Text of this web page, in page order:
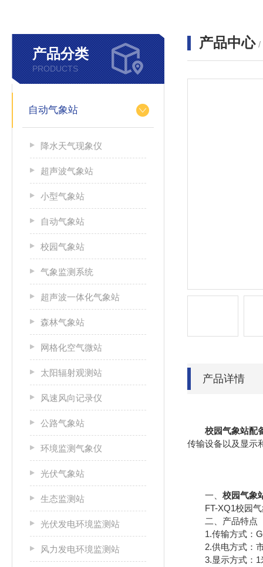
产品分类
PRODUCTS
自动气象站
降水天气现象仪
超声波气象站
小型气象站
自动气象站
校园气象站
气象监测系统
超声波一体化气象站
森林气象站
网格化空气微站
太阳辐射观测站
风速风向记录仪
公路气象站
环境监测气象仪
光伏气象站
生态监测站
光伏发电环境监测站
风力发电环境监测站
产品中心 /
产品详情
校园气象站配
传输设备以及显示
一、 校园气象
FT-XQ1校园气
二、产品特点
1.传输方式：
2.供电方式：
3.显示方式：1